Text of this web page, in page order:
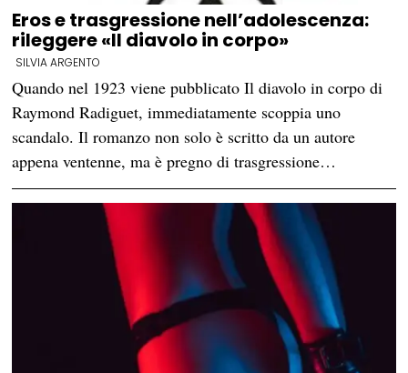
Eros e trasgressione nell’adolescenza:
rileggere «Il diavolo in corpo»
SILVIA ARGENTO
Quando nel 1923 viene pubblicato Il diavolo in corpo di
Raymond Radiguet, immediatamente scoppia uno
scandalo. Il romanzo non solo è scritto da un autore
appena ventenne, ma è pregno di trasgressione…